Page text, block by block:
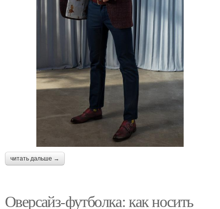
читать дальше →
Оверсайз-футболка: как носить